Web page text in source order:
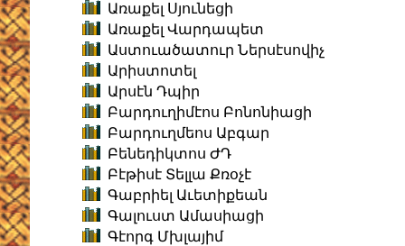
Առաքել Սյունեցի
Առաքել Վարդապետ
Աստուածատուր Ներսէսովիչ
Արիստոտել
Արսէն Դպիր
Բարդուղիմէոս Բոնոնիացի
Բարդուղմեոս Աբգար
Բենեդիկտոս ԺԴ
Բէթիսէ Տելլա Քռօչէ
Գաբրիել Աւետիքեան
Գալուստ Ամասիացի
Գէորգ Մխլայիմ